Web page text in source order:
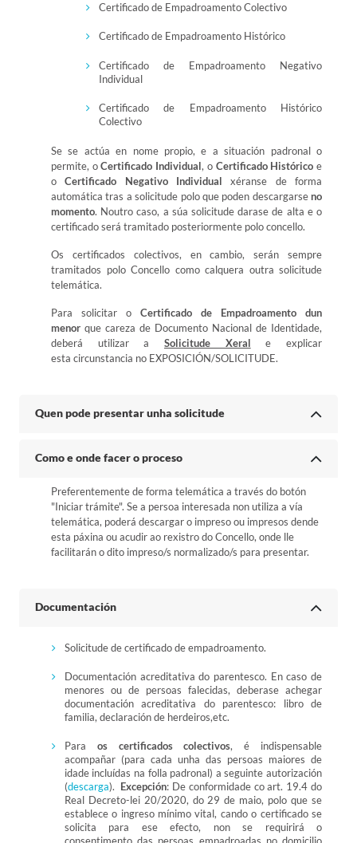
Certificado de Empadroamento Colectivo
Certificado de Empadroamento Histórico
Certificado de Empadroamento Negativo
Individual
Certificado de Empadroamento Histórico
Colectivo
Se se actúa en nome propio, e a situación padronal o
permite, oCertificado Individual, o Certificado Histórico e
oCertificado Negativo Individual xéranse de forma
automática tras a solicitude polo que poden descargarseno
momento. Noutro caso, a súa solicitude darase de alta e o
certificado será tramitado posteriormente polo concello.
Os certificados colectivos, en cambio, serán sempre
tramitados polo Concello como calquera outra solicitude
telemática.
Para solicitar o Certificado de Empadroamento dun
menor que careza de Documento Nacional de Identidade,
deberá utilizar a Solicitude Xeral e explicar
esta circunstancia no EXPOSICIÓN/SOLICITUDE.
Quen pode presentar unha solicitude
Como e onde facer o proceso
Preferentemente de forma telemática a través do botón
"Iniciar trámite". Se a persoa interesada non utiliza a vía
telemática, poderá descargar o impreso ou impresos dende
esta páxina ou acudir ao rexistro do Concello, onde lle
facilitarán o dito impreso/s normalizado/s para presentar.
Documentación
Solicitude de certificado de empadroamento.
Documentación acreditativa do parentesco. En caso de
menores ou de persoas falecidas, deberase achegar
documentación acreditativa do parentesco: libro de
familia, declaración de herdeiros,etc.
Para os certificados colectivos, é indispensable
acompañar (para cada unha das persoas maiores de
idade incluídas na folla padronal) a seguinte autorización
(descarga). Excepción: De conformidade co art. 19.4 do
Real Decreto-lei 20/2020, do 29 de maio, polo que se
establece o ingreso mínimo vital, cando o certificado se
solicita para ese efecto, non se requirirá o